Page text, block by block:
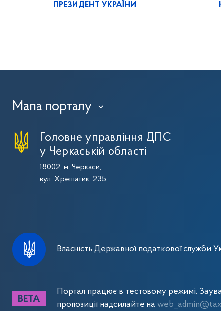
ПРЕЗИДЕНТ УКРАЇНИ
Мапа порталу ›
Головне управління ДПС
у Черкаській області
18002, м. Черкаси,
вул. Хрещатик, 235
Власність Державної податкової служби
Портал працює в тестовому режимі.
пропозиції надсилайте на